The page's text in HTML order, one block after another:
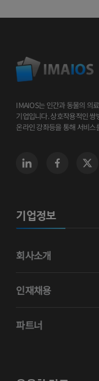
IMAIOS는 인간과 동물의 의
기업입니다. 상호작용적인
온라인 강좌등을 통해 서비스
기업정보
회사소개
인재채용
파트너